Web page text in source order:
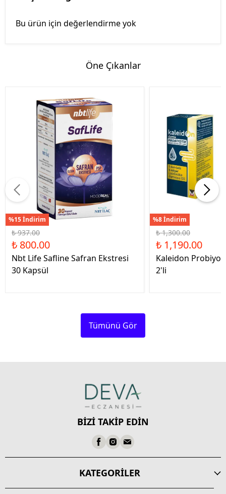
Bu ürün için değerlendirme yok
Öne Çıkanlar
%15 İndirim
₺ 937.00
₺ 800.00
Nbt Life Safline Safran Ekstresi
30 Kapsül
%8 İndirim
₺ 1,300.00
₺ 1,190.00
Kaleidon
2'li
Tümünü Gör
BİZİ TAKİP EDİN
KATEGORİLER